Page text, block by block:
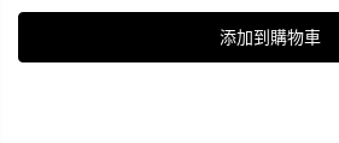
數
Z
數
Z
添加到購物車